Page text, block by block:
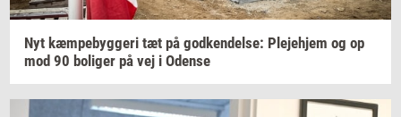
Nyt kæm­pe­byg­ge­ri tæt på god­ken­del­se: Ple­je­hjem og op
mod 90 bo­li­ger på vej i Oden­se